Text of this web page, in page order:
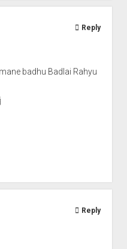
badhu Badlai Rahyu
Reply
Reply